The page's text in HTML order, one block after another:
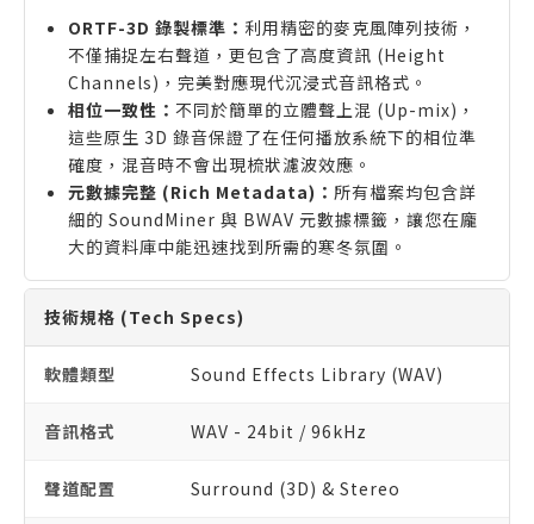
ORTF-3D 錄製標準： 利用精密的麥克風陣列技術，
不僅捕捉左右聲道，更包含了高度資訊 (Height
Channels)，完美對應現代沉浸式音訊格式。
相位一致性： 不同於簡單的立體聲上混 (Up-mix)，
這些原生 3D 錄音保證了在任何播放系統下的相位準
確度，混音時不會出現梳狀濾波效應。
元數據完整 (Rich Metadata)： 所有檔案均包含詳
細的 SoundMiner 與 BWAV 元數據標籤，讓您在龐
大的資料庫中能迅速找到所需的寒冬氛圍。
技術規格 (Tech Specs)
軟體類型 Sound Effects Library (WAV)
音訊格式 WAV - 24bit / 96kHz
聲道配置 Surround (3D) & Stereo